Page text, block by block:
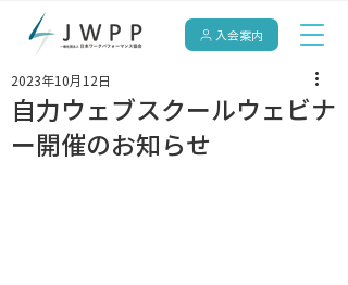
入会案内
自力ウェブスクールウェビナ
ー開催のお知らせ
2023年10月12日